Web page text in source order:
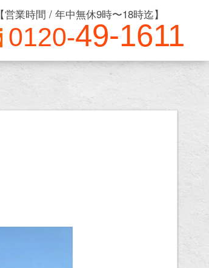
【営業時間 / 年中無休9時〜18時迄】
0120-49-1611